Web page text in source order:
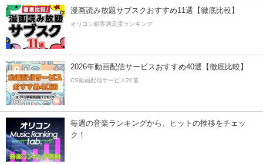
漫画読み放題サブスクおすすめ11選【徹底比較】
オリコン顧客満足度ランキング
2026年動画配信サービスおすすめ40選【徹底比較】
CS動画配信サービス20選
毎週の音楽ランキングから、ヒットの推移をチェッ
ク！